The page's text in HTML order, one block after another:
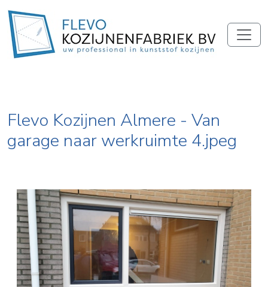
Flevo Kozijnen Almere - Van
garage naar werkruimte 4.jpeg